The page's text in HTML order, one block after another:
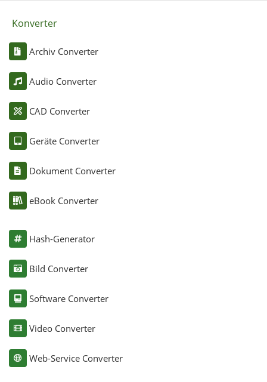
Konverter
Archiv Converter
Audio Converter
CAD Converter
Geräte Converter
Dokument Converter
eBook Converter
Hash-Generator
Bild Converter
Software Converter
Video Converter
Web-Service Converter